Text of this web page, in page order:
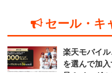
セール・キ
楽天モバイ
を選んで加